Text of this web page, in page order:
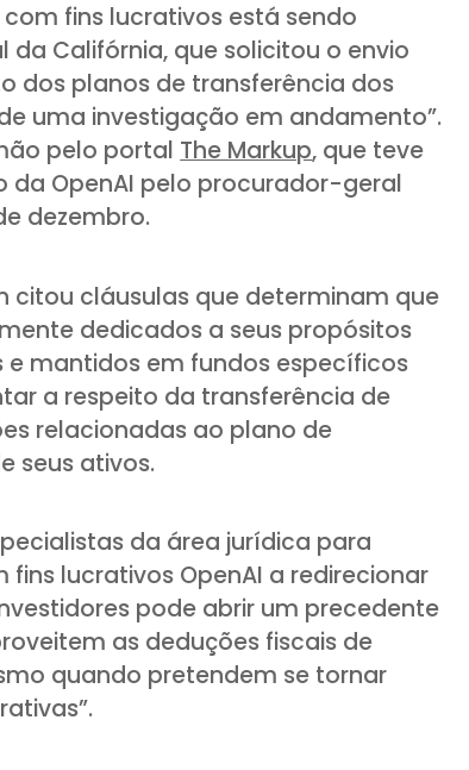
fins lucrativos está sendo
Califórnia, que solicitou o envio
dos planos de transferência dos
uma investigação em andamento”.
pelo portalThe Markup, que teve
da OpenAI pelo procurador-geral
dezembro.
citou cláusulas que determinam que
dedicados a seus propósitos
mantidos em fundos específicos
a respeito da transferência de
relacionadas ao plano de
seus ativos.
da área jurídica para
fins lucrativos OpenAI a redirecionar
pode abrir um precedente
as deduções fiscais de
quando pretendem se tornar